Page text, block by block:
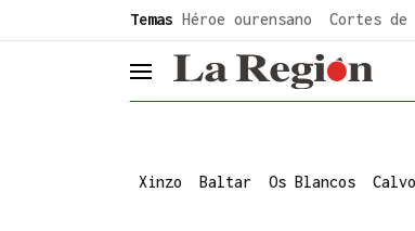
Temas Héroe ourensano Cortes de
header.menu.open
Xinzo Baltar Os Blancos